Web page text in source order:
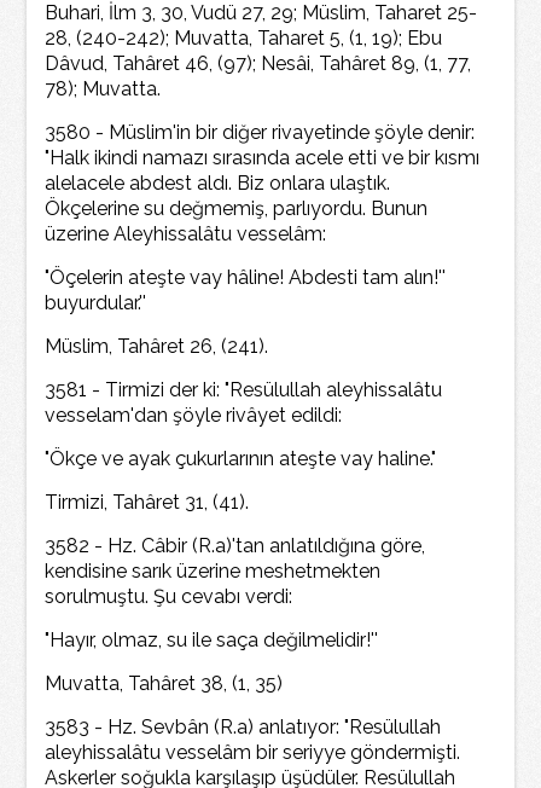
Buhari, İlm 3, 30, Vudü 27, 29; Müslim, Taharet 25-
28, (240-242); Muvatta, Taharet 5, (1, 19); Ebu
Dâvud, Tahâret 46, (97); Nesâi, Tahâret 89, (1, 77,
78); Muvatta.
3580 - Müslim'in bir diğer rivayetinde şöyle denir:
"Halk ikindi namazı sırasında acele etti ve bir kısmı
alelacele abdest aldı. Biz onlara ulaştık.
Ökçelerine su değmemiş, parlıyordu. Bunun
üzerine Aleyhissalâtu vesselâm:
"Öçelerin ateşte vay hâline! Abdesti tam alın!''
buyurdular.''
Müslim, Tahâret 26, (241).
3581 - Tirmizi der ki: "Resülullah aleyhissalâtu
vesselam'dan şöyle rivâyet edildi:
"Ökçe ve ayak çukurlarının ateşte vay haline."
Tirmizi, Tahâret 31, (41).
3582 - Hz. Câbir (R.a)'tan anlatıldığına göre,
kendisine sarık üzerine meshetmekten
sorulmuştu. Şu cevabı verdi:
"Hayır, olmaz, su ile saça değilmelidir!''
Muvatta, Tahâret 38, (1, 35)
3583 - Hz. Sevbân (R.a) anlatıyor: "Resülullah
aleyhissalâtu vesselâm bir seriyye göndermişti.
Askerler soğukla karşılaşıp üşüdüler. Resülullah